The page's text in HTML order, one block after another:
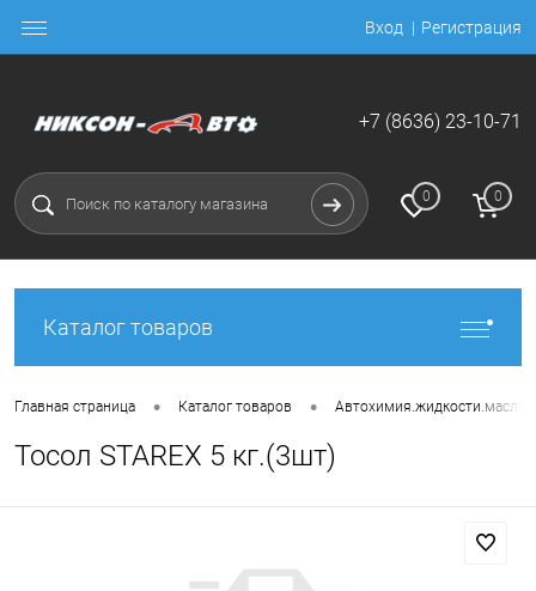
Вход Регистрация
+7 (8636) 23-10-71
0 0
Каталог товаров
Главная страница • Каталог товаров • Автохимия.жидкости.масла
Тосол STAREX 5 кг.(3шт)